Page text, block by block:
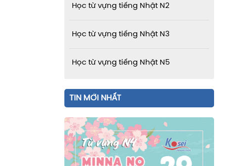
Học từ vựng tiếng Nhật N2
Học từ vựng tiếng Nhật N3
Học từ vựng tiếng Nhật N5
TIN MỚI NHẤT